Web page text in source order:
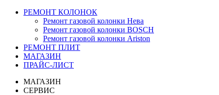
РЕМОНТ КОЛОНОК
Ремонт газовой колонки Нева
Ремонт газовой колонки BOSCH
Ремонт газовой колонки Ariston
РЕМОНТ ПЛИТ
МАГАЗИН
ПРАЙС-ЛИСТ
МАГАЗИН
СЕРВИС